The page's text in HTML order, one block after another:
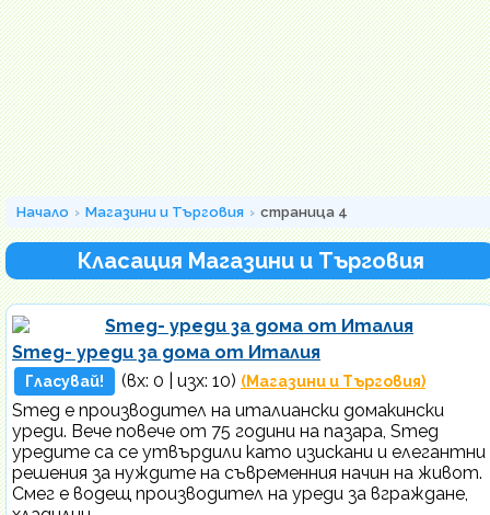
Начало Магазини и Търговия страница 4
Класация Магазини и Търговия
Smeg- уреди за дома от Италия
Гласувай! (вх: 0 | изх: 10) (Магазини и Търговия)
Smeg е производител на италиански домакински
уреди. Вече повече от 75 години на пазара, Smeg
уредите са се утвърдили като изискани и елегантни
решения за нуждите на съвременния начин на живот.
Смег е водещ производител на уреди за вграждане,